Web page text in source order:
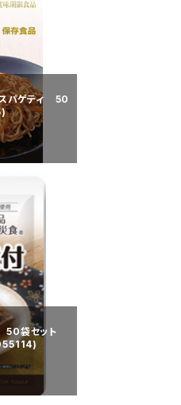
パゲティ 50
50袋セット